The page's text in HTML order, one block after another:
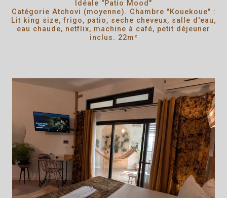
Idéale "Patio Mood"
Catégorie Atchovi (moyenne). Chambre "Kouekoue" :
Lit king size, frigo, patio, seche cheveux, salle d'eau,
eau chaude, netflix, machine à café, petit déjeuner
inclus. 22m²